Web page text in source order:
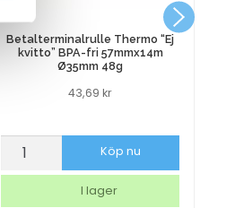
Betalterminalrulle Thermo “Ej
kvitto” BPA-fri 57mmx14m
Ø35mm 48g
43,69kr
Betalterminalrulle
Köp nu
I lager